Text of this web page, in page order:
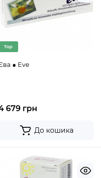
Top
● Eve
679 грн
До кошика